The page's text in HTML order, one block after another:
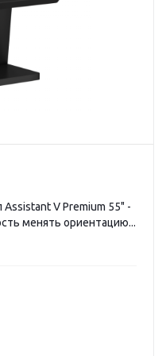
V Premium 55" -
менять ориентацию...